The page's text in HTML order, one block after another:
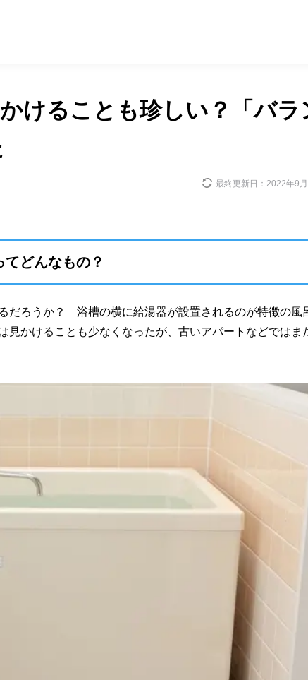
けることも珍しい？「バラ
最終更新日： 2022年9
どんなもの？
だろうか？ 浴槽の横に給湯器が設置されるのが特徴の風
見かけることも少なくなったが、古いアパートなどではま